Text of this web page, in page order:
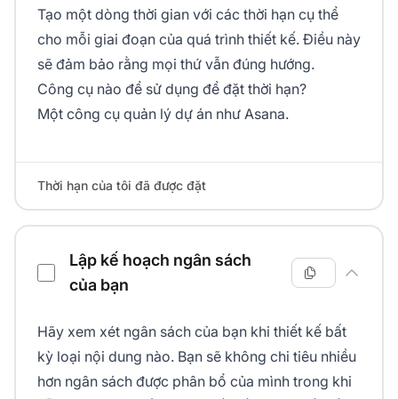
Tạo một dòng thời gian với các thời hạn cụ thể
cho mỗi giai đoạn của quá trình thiết kế. Điều này
sẽ đảm bảo rằng mọi thứ vẫn đúng hướng.
Công cụ nào để sử dụng để đặt thời hạn?
Một công cụ quản lý dự án như Asana.
Thời hạn của tôi đã được đặt
Lập kế hoạch ngân sách
của bạn
Hãy xem xét ngân sách của bạn khi thiết kế bất
kỳ loại nội dung nào. Bạn sẽ không chi tiêu nhiều
hơn ngân sách được phân bổ của mình trong khi